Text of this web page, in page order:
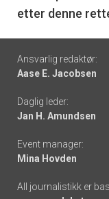
etter denne
Footer
-
links
Ansvarlig redaktør:
Aase E. Jacobsen
Daglig leder:
Jan H. Amundsen
Event manager:
Mina Hovden
All journalistikk er